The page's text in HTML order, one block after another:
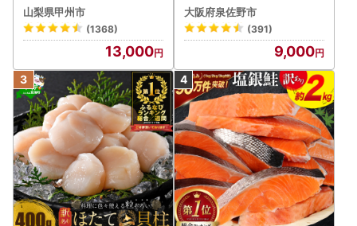
カット 約1.3kg 2～3房【2
026年発送】（MG）B12-
472 FN-Limited-VO シャ
インマスカット フルーツ
山梨県甲州市
(1368)
13,000
大阪府泉佐野市
(391)
9,000